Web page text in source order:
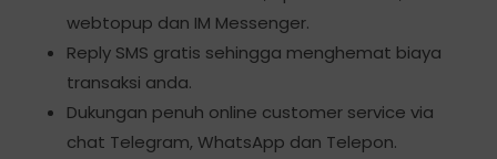
webtopup dan IM Messenger.
Reply SMS gratis sehingga menghemat biaya
transaksi anda.
Dukungan penuh online customer service via
chat Telegram, WhatsApp dan Telepon.